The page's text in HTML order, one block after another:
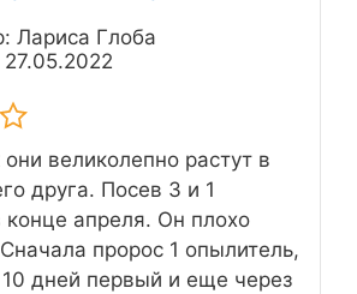
Лариса Глоба
великолепно растут в
друга. Посев 3 и 1
конце апреля. Он плохо
пророс 1 опылитель,
10 дней первый и еще через